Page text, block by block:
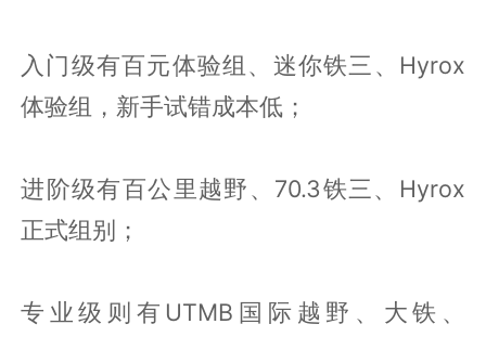
入门级有百元体验组、迷你铁三、Hyrox
体验组，新手试错成本低；
进阶级有百公里越野、70.3铁三、Hyrox
正式组别；
专业级则有UTMB国际越野、大铁、